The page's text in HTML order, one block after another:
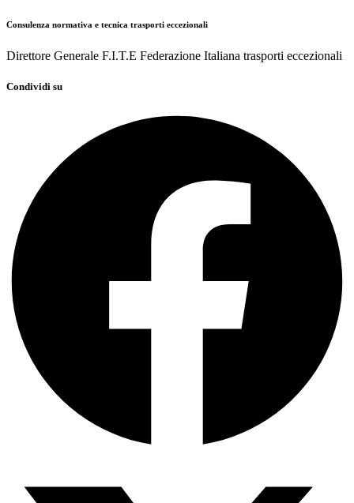
Consulenza normativa e tecnica trasporti eccezionali
Direttore Generale F.I.T.E Federazione Italiana trasporti eccezionali
Condividi su